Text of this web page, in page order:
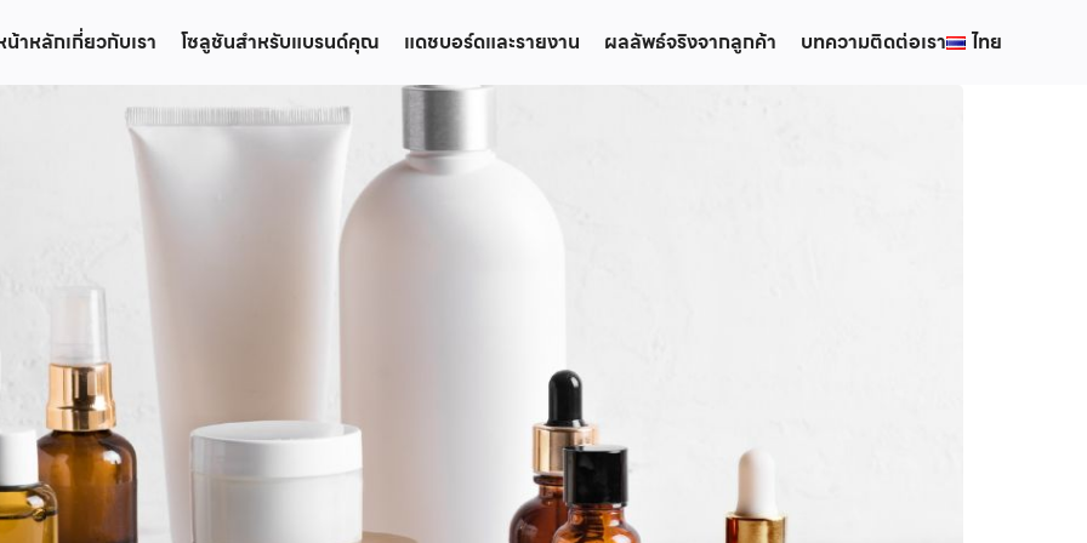
น้าหลักเกี่ยวกับเรา โซลูชันสำหรับแบรนด์คุณ แดชบอร์ดและรายงาน ผลลัพธ์จริงจากลูกค้า บทความติดต่อเรา ไทย